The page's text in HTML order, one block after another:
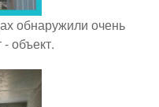
обнаружили очень
объект.